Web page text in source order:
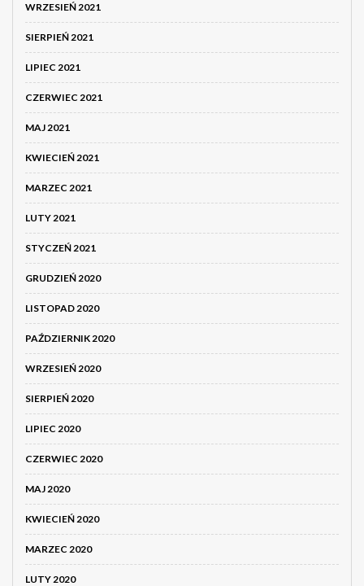
WRZESIEŃ 2021
SIERPIEŃ 2021
LIPIEC 2021
CZERWIEC 2021
MAJ 2021
KWIECIEŃ 2021
MARZEC 2021
LUTY 2021
STYCZEŃ 2021
GRUDZIEŃ 2020
LISTOPAD 2020
PAŹDZIERNIK 2020
WRZESIEŃ 2020
SIERPIEŃ 2020
LIPIEC 2020
CZERWIEC 2020
MAJ 2020
KWIECIEŃ 2020
MARZEC 2020
LUTY 2020